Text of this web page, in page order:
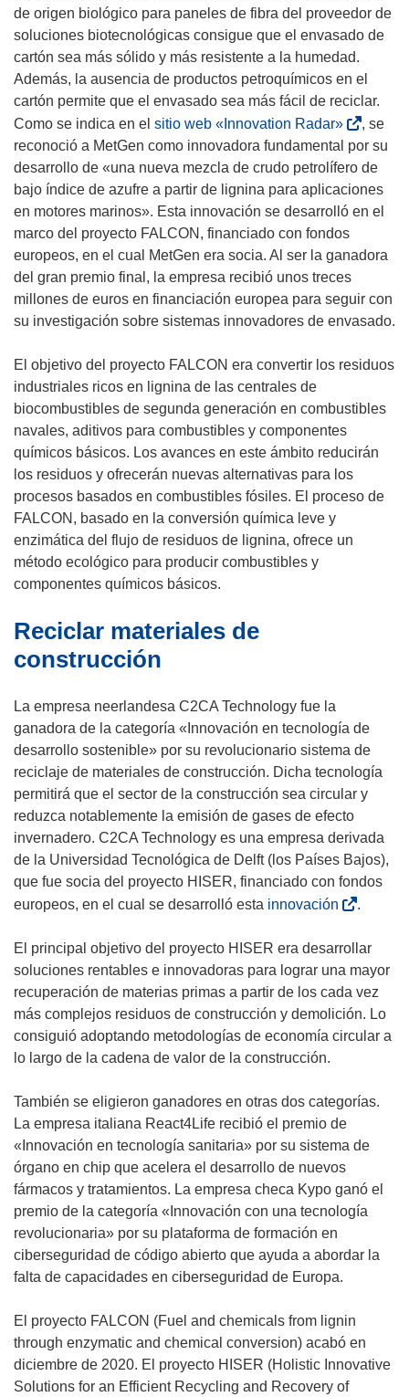
de origen biológico para paneles de fibra del proveedor de
soluciones biotecnológicas consigue que el envasado de
cartón sea más sólido y más resistente a la humedad.
Además, la ausencia de productos petroquímicos en el
cartón permite que el envasado sea más fácil de reciclar.
Como se indica en el sitio web «Innovation Radar»(
s
e
a
b
r
i
r
á
e
u
a
n
u
e
v
v
, se
reconoció a MetGen como innovadora fundamental por su
desarrollo de «una nueva mezcla de crudo petrolífero de
bajo índice de azufre a partir de lignina para aplicaciones
en motores marinos». Esta innovación se desarrolló en el
marco del proyecto FALCON, financiado con fondos
europeos, en el cual MetGen era socia. Al ser la ganadora
del gran premio final, la empresa recibió unos treces
millones de euros en financiación europea para seguir con
su investigación sobre sistemas innovadores de envasado.
El objetivo del proyecto FALCON era convertir los residuos
industriales ricos en lignina de las centrales de
biocombustibles de segunda generación en combustibles
navales, aditivos para combustibles y componentes
químicos básicos. Los avances en este ámbito reducirán
los residuos y ofrecerán nuevas alternativas para los
procesos basados en combustibles fósiles. El proceso de
FALCON, basado en la conversión química leve y
enzimática del flujo de residuos de lignina, ofrece un
método ecológico para producir combustibles y
componentes químicos básicos.
Reciclar materiales de
construcción
La empresa neerlandesa C2CA Technology fue la
ganadora de la categoría «Innovación en tecnología de
desarrollo sostenible» por su revolucionario sistema de
reciclaje de materiales de construcción. Dicha tecnología
permitirá que el sector de la construcción sea circular y
reduzca notablemente la emisión de gases de efecto
invernadero. C2CA Technology es una empresa derivada
de la Universidad Tecnológica de Delft (los Países Bajos),
que fue socia del proyecto HISER, financiado con fondos
europeos, en el cual se desarrolló esta innovación
e
a
b
r
i
e
n
u
n
a
n
e
v
v
e
n
t
.
El principal objetivo del proyecto HISER era desarrollar
soluciones rentables e innovadoras para lograr una mayor
recuperación de materias primas a partir de los cada vez
más complejos residuos de construcción y demolición. Lo
consiguió adoptando metodologías de economía circular a
lo largo de la cadena de valor de la construcción.
También se eligieron ganadores en otras dos categorías.
La empresa italiana React4Life recibió el premio de
«Innovación en tecnología sanitaria» por su sistema de
órgano en chip que acelera el desarrollo de nuevos
fármacos y tratamientos. La empresa checa Kypo ganó el
premio de la categoría «Innovación con una tecnología
revolucionaria» por su plataforma de formación en
ciberseguridad de código abierto que ayuda a abordar la
falta de capacidades en ciberseguridad de Europa.
El proyecto FALCON (Fuel and chemicals from lignin
through enzymatic and chemical conversion) acabó en
diciembre de 2020. El proyecto HISER (Holistic Innovative
Solutions for an Efficient Recycling and Recovery of